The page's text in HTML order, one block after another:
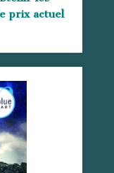
prix actuel